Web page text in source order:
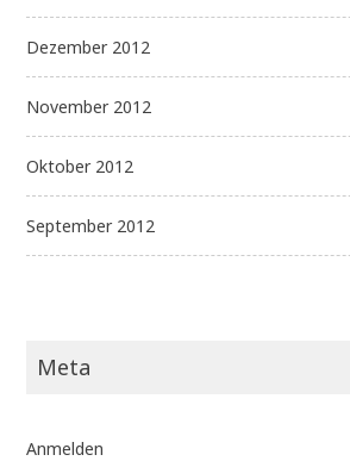
Dezember 2012
November 2012
Oktober 2012
September 2012
Meta
Anmelden